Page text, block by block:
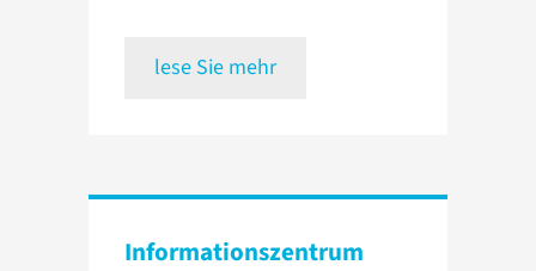
lese Sie mehr
Informations­zentrum